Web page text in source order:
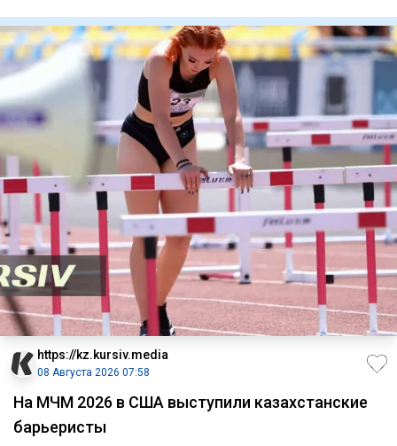
https://kz.kursiv.media
08 Августа 2026 07:58
На МЧМ 2026 в США выступили казахстанские
барьеристы